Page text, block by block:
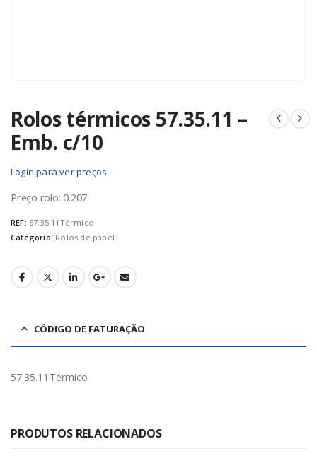
Rolos térmicos 57.35.11 –
Emb. c/10
Login para ver preços
Preço rolo: 0.207
REF: 57.35.11Térmico
Categoria: Rolos de papel
CÓDIGO DE FATURAÇÃO
57.35.11Térmico
PRODUTOS RELACIONADOS